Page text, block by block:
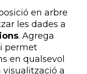
en arbre
les dades a
. Agrega
permet
en qualsevol
visualització a